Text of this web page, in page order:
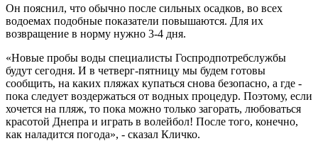
Он пояснил, что обычно после сильных осадков, во всех
водоемах подобные показатели повышаются. Для их
возвращение в норму нужно 3-4 дня.
«Новые пробы воды специалисты Госпродпотребслужбы
будут сегодня. И в четверг-пятницу мы будем готовы
сообщить, на каких пляжах купаться снова безопасно, а где -
пока следует воздержаться от водных процедур. Поэтому, если
хочется на пляж, то пока можно только загорать, любоваться
красотой Днепра и играть в волейбол! После того, конечно,
как наладится погода», - сказал Кличко.